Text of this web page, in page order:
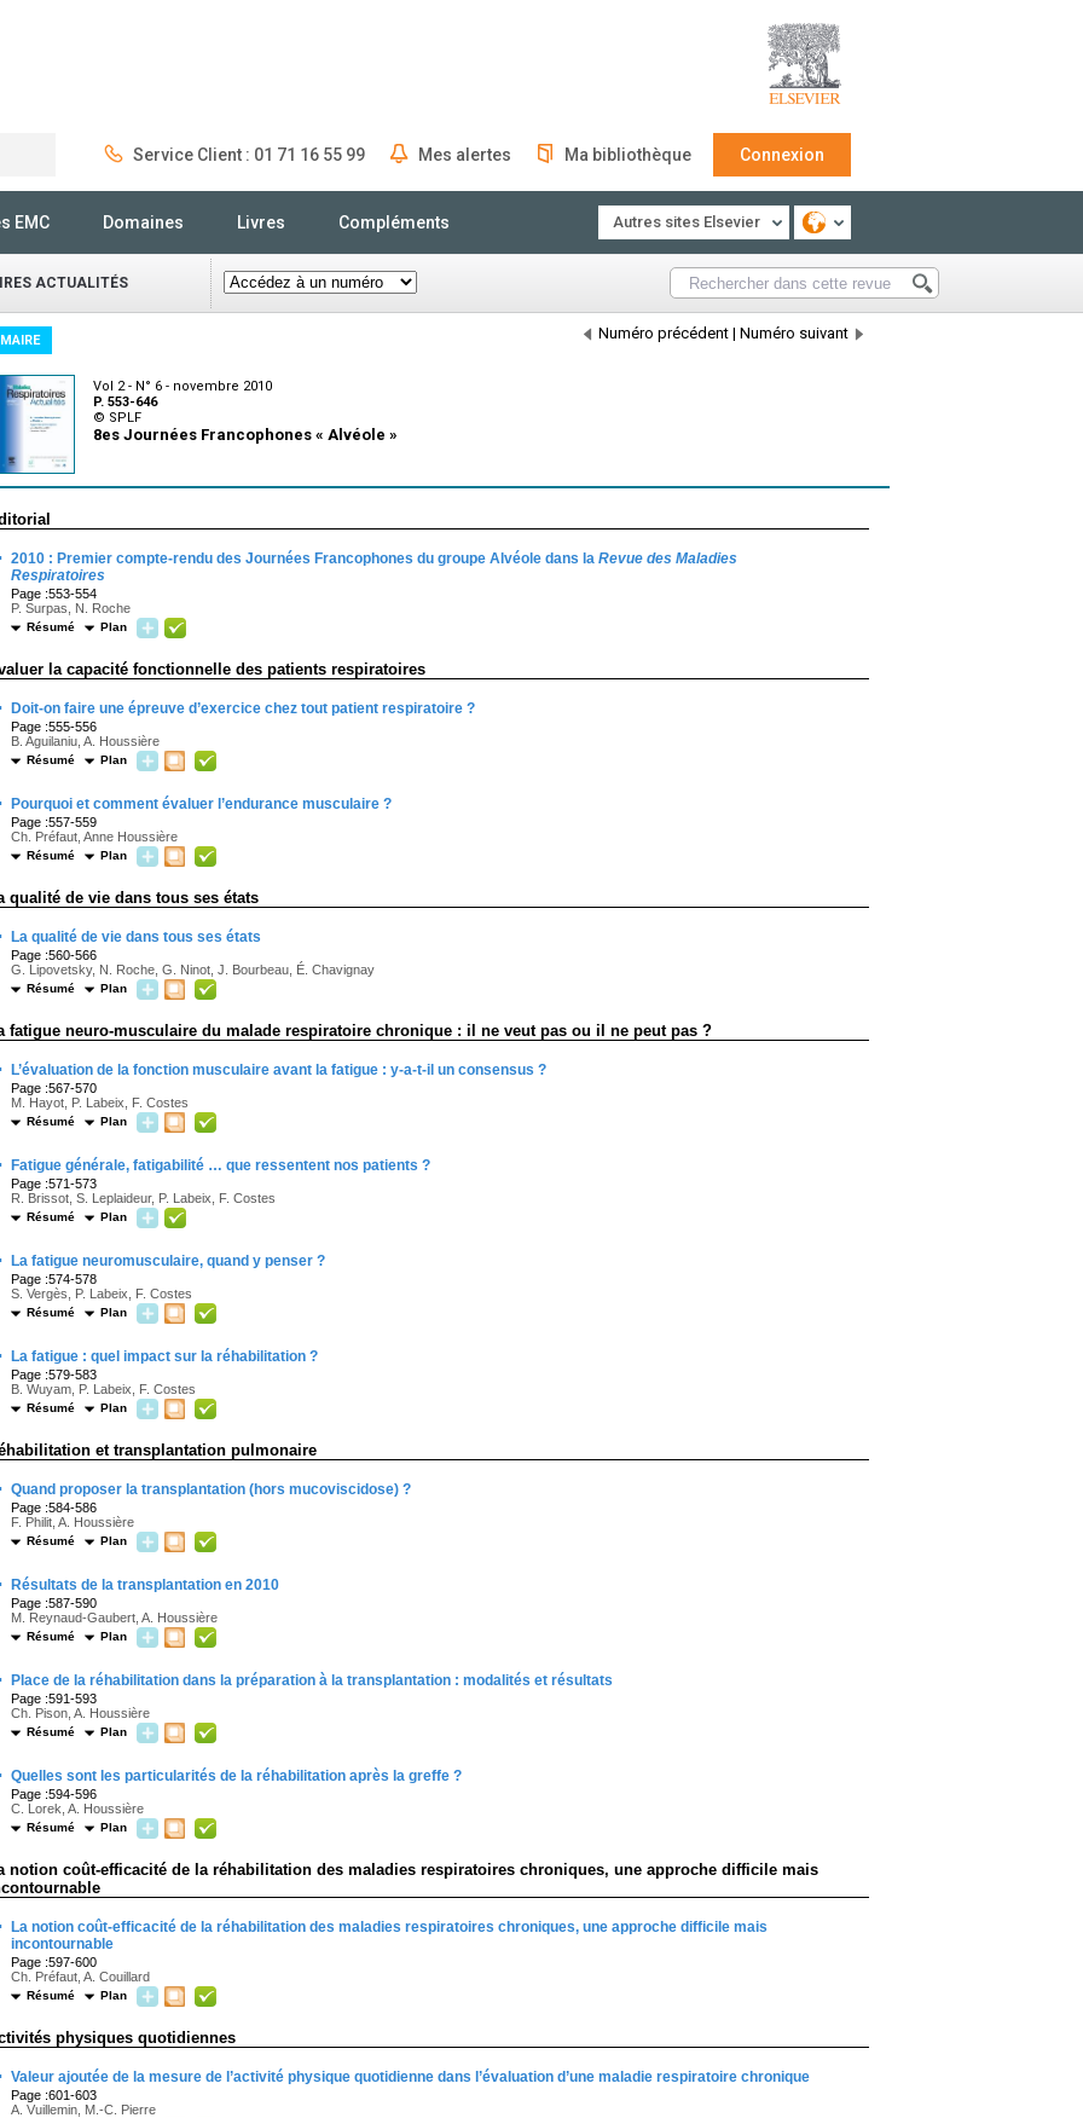
Service Client : 01 71 16 55 99 Mes alertes Ma bibliothèque Connexion
EMC Domaines Livres Compléments Autres sites Elsevier
ACTUALITÉS
Numéro précédent | Numéro suivant
Vol 2 - N° 6 - novembre 2010
P. 553-646
© SPLF
8es Journées Francophones « Alvéole »
2010 : Premier compte-rendu des Journées Francophones du groupe Alvéole dans la Revue des Maladies
Respiratoires
Page :553-554
P. Surpas, N. Roche
Résumé Plan
la capacité fonctionnelle des patients respiratoires
Doit-on faire une épreuve d’exercice chez tout patient respiratoire ?
Page :555-556
B. Aguilaniu, A. Houssière
Résumé Plan
Pourquoi et comment évaluer l’endurance musculaire ?
Page :557-559
Ch. Préfaut, Anne Houssière
Résumé Plan
qualité de vie dans tous ses états
La qualité de vie dans tous ses états
Page :560-566
G. Lipovetsky, N. Roche, G. Ninot, J. Bourbeau, É. Chavignay
Résumé Plan
fatigue neuro-musculaire du malade respiratoire chronique : il ne veut pas ou il ne peut pas ?
L’évaluation de la fonction musculaire avant la fatigue : y-a-t-il un consensus ?
Page :567-570
M. Hayot, P. Labeix, F. Costes
Résumé Plan
Fatigue générale, fatigabilité … que ressentent nos patients ?
Page :571-573
R. Brissot, S. Leplaideur, P. Labeix, F. Costes
Résumé Plan
La fatigue neuromusculaire, quand y penser ?
Page :574-578
S. Vergès, P. Labeix, F. Costes
Résumé Plan
La fatigue : quel impact sur la réhabilitation ?
Page :579-583
B. Wuyam, P. Labeix, F. Costes
Résumé Plan
et transplantation pulmonaire
Quand proposer la transplantation (hors mucoviscidose) ?
Page :584-586
F. Philit, A. Houssière
Résumé Plan
Résultats de la transplantation en 2010
Page :587-590
M. Reynaud-Gaubert, A. Houssière
Résumé Plan
Place de la réhabilitation dans la préparation à la transplantation : modalités et résultats
Page :591-593
Ch. Pison, A. Houssière
Résumé Plan
Quelles sont les particularités de la réhabilitation après la greffe ?
Page :594-596
C. Lorek, A. Houssière
Résumé Plan
notion coût-efficacité de la réhabilitation des maladies respiratoires chroniques, une approche difficile mais
La notion coût-efficacité de la réhabilitation des maladies respiratoires chroniques, une approche difficile mais
incontournable
Page :597-600
Ch. Préfaut, A. Couillard
Résumé Plan
physiques quotidiennes
Valeur ajoutée de la mesure de l’activité physique quotidienne dans l’évaluation d’une maladie respiratoire chronique
Page :601-603
A. Vuillemin, M.-C. Pierre